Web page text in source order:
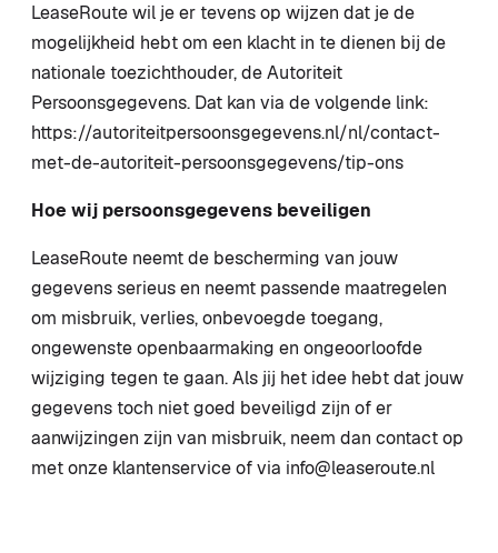
LeaseRoute wil je er tevens op wijzen dat je de
mogelijkheid hebt om een klacht in te dienen bij de
nationale toezichthouder, de Autoriteit
Persoonsgegevens. Dat kan via de volgende link:
https://autoriteitpersoonsgegevens.nl/nl/contact-
met-de-autoriteit-persoonsgegevens/tip-ons
Hoe wij persoonsgegevens beveiligen
LeaseRoute neemt de bescherming van jouw
gegevens serieus en neemt passende maatregelen
om misbruik, verlies, onbevoegde toegang,
ongewenste openbaarmaking en ongeoorloofde
wijziging tegen te gaan. Als jij het idee hebt dat jouw
gegevens toch niet goed beveiligd zijn of er
aanwijzingen zijn van misbruik, neem dan contact op
met onze klantenservice of via info@leaseroute.nl